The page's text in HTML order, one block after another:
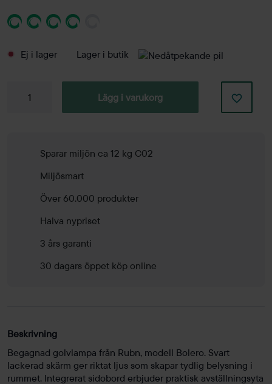
Ej i lager Lager i butik
Golvlampa
Lägg i varukorg
Sparar miljön ca 12 kg C02
Miljösmart
Över 60.000 produkter
Halva nypriset
3 års garanti
30 dagars öppet köp online
Beskrivning
Begagnad golvlampa från Rubn, modell Bolero. Svart
lackerad skärm ger riktat ljus som skapar tydlig belysning i
rummet. Integrerat sidobord erbjuder praktisk avställningsyta